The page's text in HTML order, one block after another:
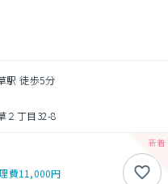
駅 徒歩5分
２丁目32-8
費11,000円